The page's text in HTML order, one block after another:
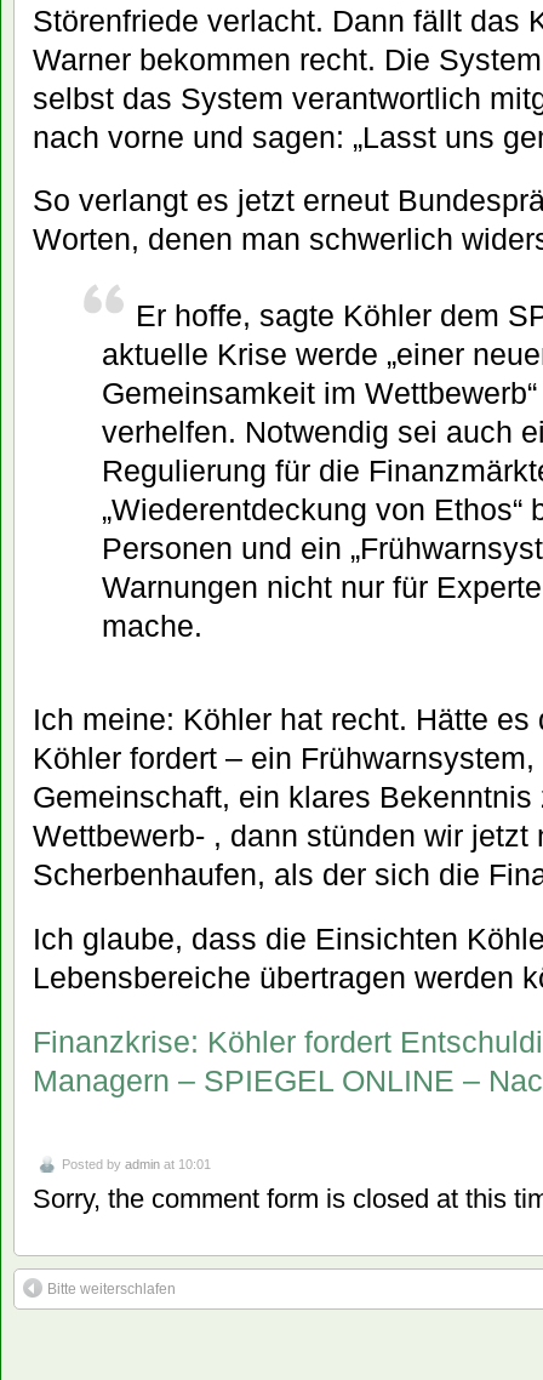
Störenfriede verlacht. Dann fällt das
Warner bekommen recht. Die
selbst das System verantwortlich
nach vorne und sagen: „Lasst uns
So verlangt es jetzt erneut
Worten, denen man schwerlich
Er hoffe, sagte Köhler dem
aktuelle Krise werde „einer
Gemeinsamkeit im
verhelfen. Notwendig sei auch
Regulierung für die
„Wiederentdeckung von Ethos“
Personen und ein
Warnungen nicht nur für
mache.
Ich meine: Köhler hat recht. Hätte es
Köhler fordert – ein
Gemeinschaft, ein klares Bekenntnis
Wettbewerb- , dann stünden wir jetzt
Scherbenhaufen, als der sich die
Ich glaube, dass die Einsichten
Lebensbereiche übertragen werden
Finanzkrise: Köhler fordert
Managern – SPIEGEL ONLINE –
Posted by admin at 10:01
Sorry, the comment form is closed at this
Bitte weiterschlafen